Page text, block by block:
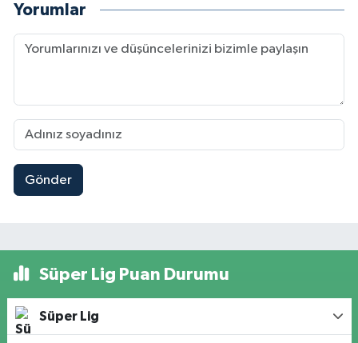
Yorumlar
Gönder
Süper Lig Puan Durumu
Süper Lig